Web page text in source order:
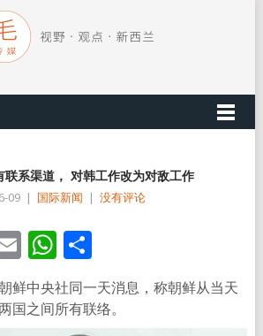
联系渠道， 对韩工作改为对敌工作
09 | 国际新闻 | 没有评论
EmailWhatsApp
分
享
鲜中央社同一天消息，称朝鲜从当天
国之间所有联络。